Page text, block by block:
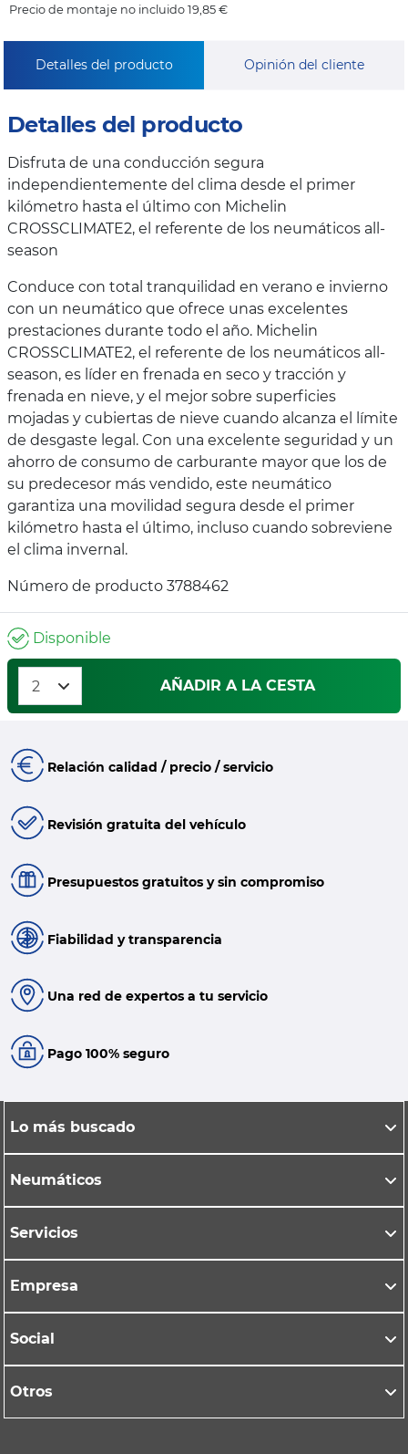
Precio de montaje no incluido 19,85 €
Detalles del producto Opinión del cliente
Detalles del producto
Disfruta de una conducción segura
independientemente del clima desde el primer
kilómetro hasta el último con Michelin
CROSSCLIMATE2, el referente de los neumáticos all-
season
Conduce con total tranquilidad en verano e invierno
con un neumático que ofrece unas excelentes
prestaciones durante todo el año. Michelin
CROSSCLIMATE2, el referente de los neumáticos all-
season, es líder en frenada en seco y tracción y
frenada en nieve, y el mejor sobre superficies
mojadas y cubiertas de nieve cuando alcanza el límite
de desgaste legal. Con una excelente seguridad y un
ahorro de consumo de carburante mayor que los de
su predecesor más vendido, este neumático
garantiza una movilidad segura desde el primer
kilómetro hasta el último, incluso cuando sobreviene
el clima invernal.
Número de producto 3788462
Disponible
AÑADIR A LA CESTA
Relación calidad / precio / servicio
Revisión gratuita del vehículo
Presupuestos gratuitos y sin compromiso
Fiabilidad y transparencia
Una red de expertos a tu servicio
Pago 100% seguro
Lo más buscado
Neumáticos
Servicios
Empresa
Social
Otros